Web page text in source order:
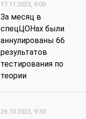
17.11.2023, 9:00
За месяц в
спецЦОНах были
аннулированы 66
результатов
тестирования по
теории
26.10.2023, 9:30